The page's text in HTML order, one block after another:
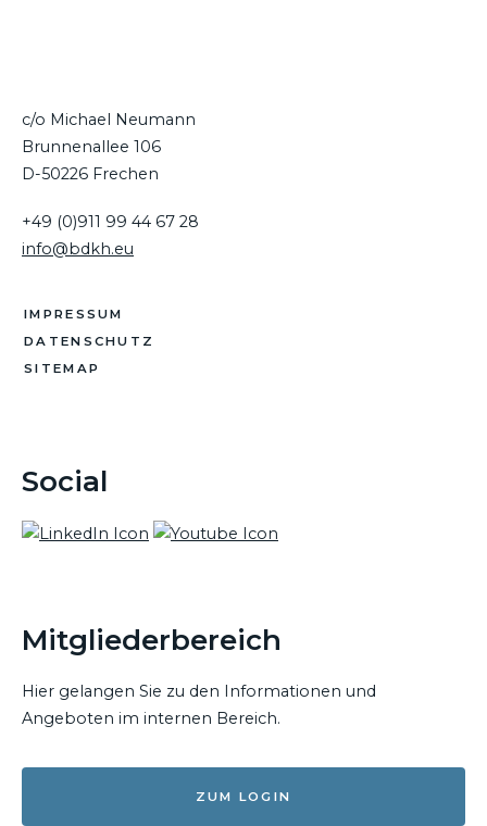
c/o Michael Neumann
Brunnenallee 106
D-50226 Frechen
+49 (0)911 99 44 67 28
info@bdkh.eu
IMPRESSUM
DATENSCHUTZ
SITEMAP
Social
Mitgliederbereich
Hier gelangen Sie zu den Informationen und
Angeboten im internen Bereich.
ZUM LOGIN